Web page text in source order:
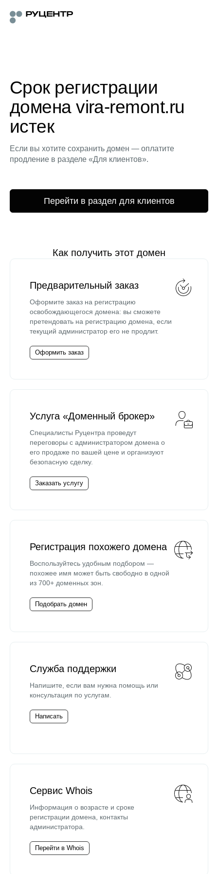
Срок регистрации
домена vira-remont.ru
истек
Если вы хотите сохранить домен — оплатите
продление в разделе «Для клиентов».
Перейти в раздел для клиентов
Как получить этот домен
Предварительный заказ
Оформите заказ на регистрацию
освобождающегося домена: вы сможете
претендовать на регистрацию домена, если
текущий администратор его не продлит.
Оформить заказ
Услуга «Доменный брокер»
Специалисты Руцентра проведут
переговоры с администратором домена о
его продаже по вашей цене и организуют
безопасную сделку.
Заказать услугу
Регистрация похожего домена
Воспользуйтесь удобным подбором —
похожее имя может быть свободно в одной
из 700+ доменных зон.
Подобрать домен
Служба поддержки
Напишите, если вам нужна помощь или
консультация по услугам.
Написать
Сервис Whois
Информация о возрасте и сроке
регистрации домена, контакты
администратора.
Перейти в Whois